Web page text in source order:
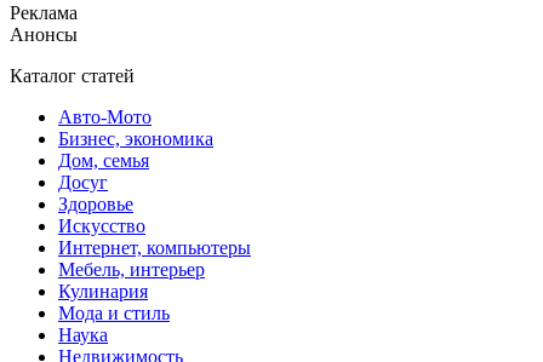
Реклама
Анонсы
Каталог статей
Авто-Мото
Бизнес, экономика
Дом, семья
Досуг
Здоровье
Искусство
Интернет, компьютеры
Мебель, интерьер
Кулинария
Мода и стиль
Наука
Недвижимость